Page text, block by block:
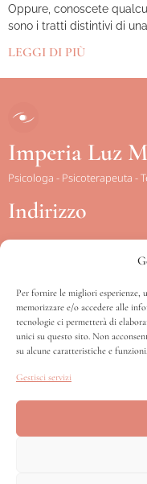
Per fornire le migliori esperienze,
memorizzare e/o accedere alle
tecnologie ci permetterà di
unici su questo sito. Non
su alcune caratteristiche e funzioni.
Gestisci servizi
Oppure, conoscete
sono i tratti distintivi di
LEGGI DI PIÙ
Imperia Luz
Psicologa - Psicoterapeuta -
Indirizzo
Scala sinistra – IV
00141 – Roma
Orari
Lunedì – Venerdì | Ore